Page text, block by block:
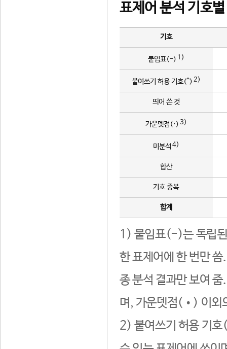
표제어 분석 기호
기호
붙임표(-) 1)
붙여쓰기 허용 기호(^) 2)
띄어 쓴 것
가운뎃점(·) 3)
미분석 4)
합산
기호 중복
합계
1) 붙임표(-)는 독립된
한 표제어에 한 번만
종 분석 결과만 보여
며, 가운뎃점(•) 이외
2) 붙여쓰기 허용 기호